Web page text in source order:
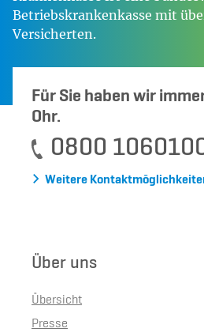
Betriebskrankenkasse mit
Versicherten.
Für Sie haben wir
Ohr.
0800
Weitere
Über uns
Übersicht
Presse